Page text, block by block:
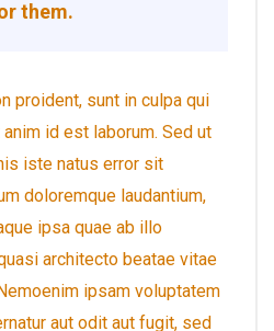
them.
proident, sunt in culpa qui
id est laborum. Sed ut
iste natus error sit
doloremque laudantium,
ipsa quae ab illo
architecto beatae vitae
ipsam voluptatem
aut odit aut fugit, sed